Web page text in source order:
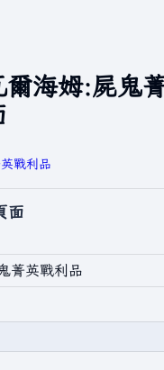
海姆:屍鬼
戰利品
面